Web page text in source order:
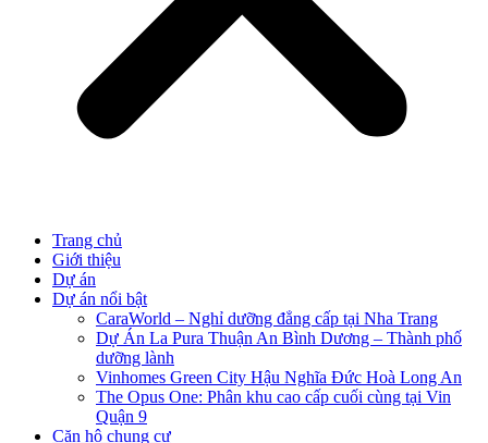
Trang chủ
Giới thiệu
Dự án
Dự án nổi bật
CaraWorld – Nghỉ dưỡng đẳng cấp tại Nha Trang
Dự Án La Pura Thuận An Bình Dương – Thành phố
dưỡng lành
Vinhomes Green City Hậu Nghĩa Đức Hoà Long An
The Opus One: Phân khu cao cấp cuối cùng tại Vin
Quận 9
Căn hộ chung cư